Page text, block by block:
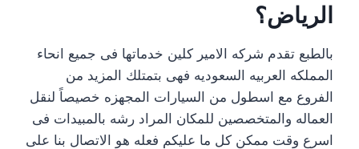
الرياض؟
بالطبع تقدم شركه الامير كلين خدماتها فى جميع انحاء
المملكه العربيه السعوديه فهى بتمتلك المزيد من
الفروع مع اسطول من السيارات المجهزه خصيصاً لنقل
العماله والمتخصصين للمكان المراد رشه بالمبيدات فى
اسرع وقت ممكن كل ما عليكم فعله هو الاتصال بنا على